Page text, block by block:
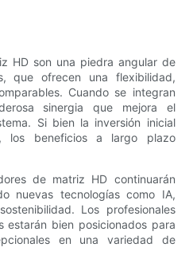
HD son una piedra angular de
que ofrecen una flexibilidad,
Cuando se integran
sinergia que mejora el
Si bien la inversión inicial
los beneficios a largo plazo
de matriz HD continuarán
nuevas tecnologías como IA,
Los profesionales
estarán bien posicionados para
en una variedad de